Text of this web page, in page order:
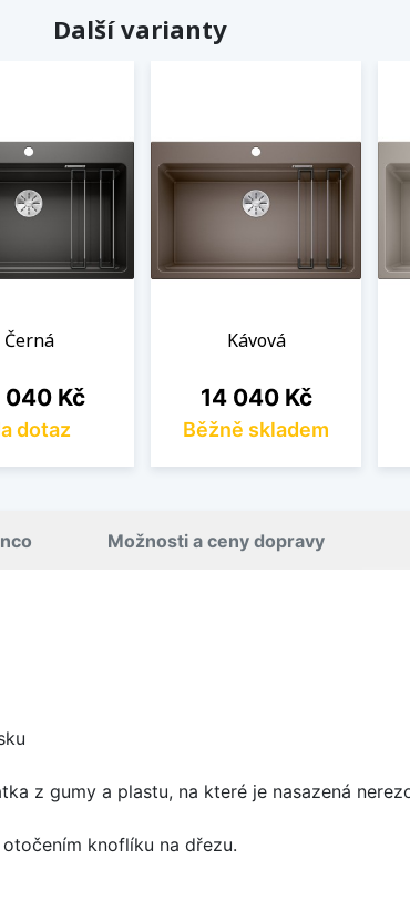
Další varianty
Černá
040 Kč
dotaz
Kávová
Cena
14 040 Kč
Běžně skladem
Možnosti a ceny dopravy
z gumy a plastu, na které je nasazená
knoflíku na dřezu.